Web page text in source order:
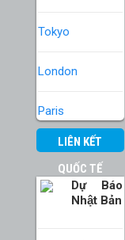
Tokyo
London
Paris
LIÊN KẾT
QUỐC TẾ
Dự Báo
Nhật Bản